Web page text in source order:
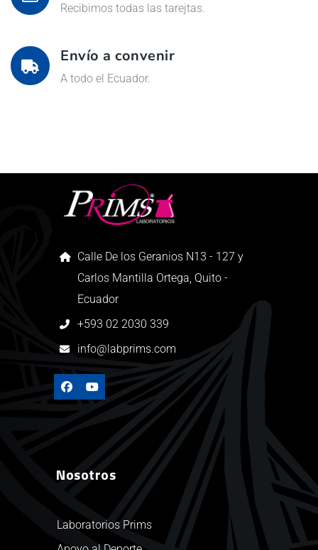
Recibimos todas las tarejtas.
Envío a convenir
A todo el Ecuador.
Calle De los Geranios N13 - 127 y
Carlos Mantilla Ortega, Quito -
Ecuador
+593 02 2030 339
info@labprims.com
Nosotros
Laboratorios Prims